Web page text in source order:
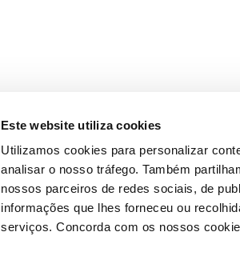
Este website utiliza cookies
Utilizamos cookies para personalizar
analisar o nosso tráfego. Também
nossos parceiros de redes sociais, de
informações que lhes forneceu ou
serviços. Concorda com os nossos